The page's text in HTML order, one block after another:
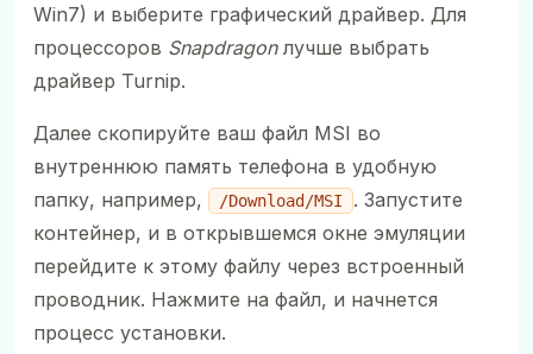
Win7) и выберите графический драйвер. Для
процессоров Snapdragonлучше выбрать
драйвер Turnip.
Далее скопируйте ваш файл MSI во
внутреннюю память телефона в удобную
папку, например,
/Download/MSI
. Запустите
контейнер, и в открывшемся окне эмуляции
перейдите к этому файлу через встроенный
проводник. Нажмите на файл, и начнется
процесс установки.